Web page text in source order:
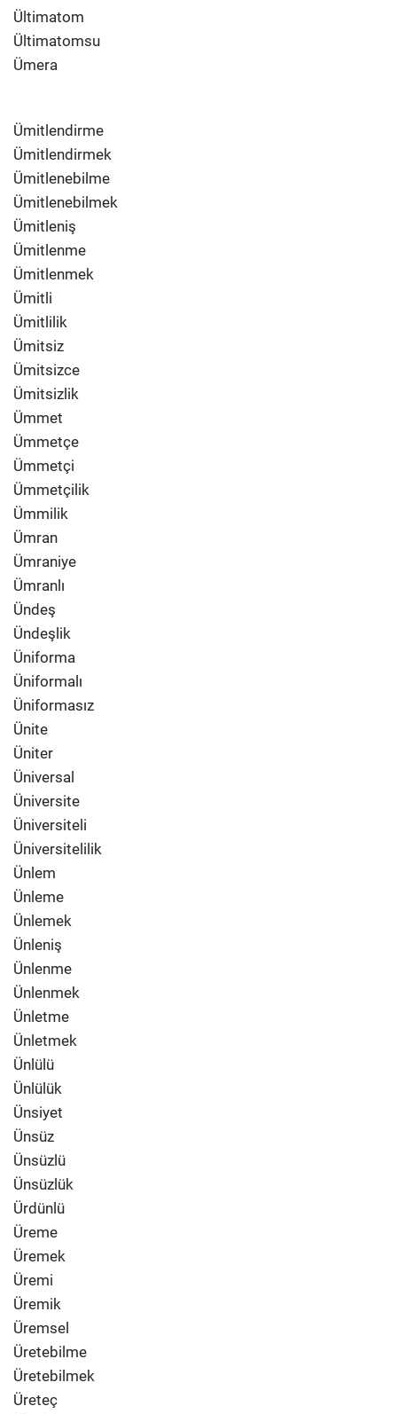
Ültimatom
Ültimatomsu
Ümera
Ümitlendirme
Ümitlendirmek
Ümitlenebilme
Ümitlenebilmek
Ümitleniş
Ümitlenme
Ümitlenmek
Ümitli
Ümitlilik
Ümitsiz
Ümitsizce
Ümitsizlik
Ümmet
Ümmetçe
Ümmetçi
Ümmetçilik
Ümmilik
Ümran
Ümraniye
Ümranlı
Ündeş
Ündeşlik
Üniforma
Üniformalı
Üniformasız
Ünite
Üniter
Üniversal
Üniversite
Üniversiteli
Üniversitelilik
Ünlem
Ünleme
Ünlemek
Ünleniş
Ünlenme
Ünlenmek
Ünletme
Ünletmek
Ünlülü
Ünlülük
Ünsiyet
Ünsüz
Ünsüzlü
Ünsüzlük
Ürdünlü
Üreme
Üremek
Üremi
Üremik
Üremsel
Üretebilme
Üretebilmek
Üreteç